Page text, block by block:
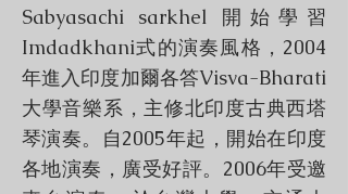
Sabyasachi sarkhel 開始學習
Imdadkhani式的演奏風格，2004
年進入印度加爾各答Visva-Bharati
大學音樂系，主修北印度古典西塔
琴演奏。自2005年起，開始在印度
各地演奏，廣受好評。2006年受邀